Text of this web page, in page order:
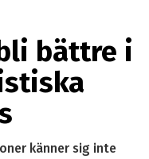
bättre i
känner sig inte